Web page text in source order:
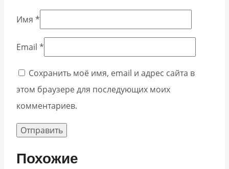
Имя *
Email *
Сохранить моё имя, email и адрес сайта в
этом браузере для последующих моих
комментариев.
Похожие